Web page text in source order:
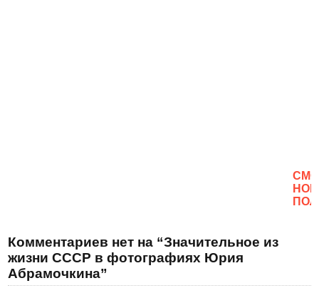
Комментариев нет на “Значительное из
жизни СССР в фотографиях Юрия
Абрамочкина”